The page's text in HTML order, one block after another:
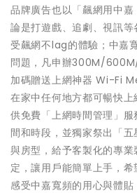
品牌廣告也以「飆網用中
論是打遊戲、追劇、視訊
受飆網不lag的體驗；中嘉
問題，凡申辦300M/
加碼贈送上網神器 Wi-Fi
在家中任何地方都可暢快
供免費「上網時間管理」
間和時段，並獨家祭出「
與房型，給予客製化的專
定，讓用戶能簡單上手，
感受中嘉寬頻的用心與體